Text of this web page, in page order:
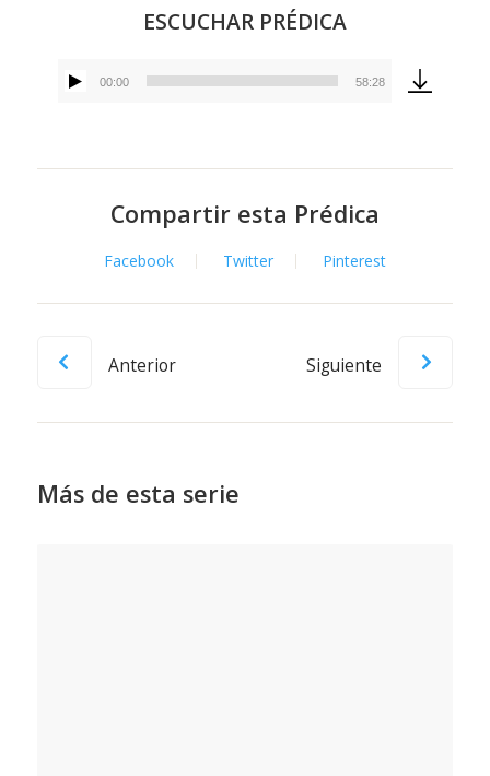
ESCUCHAR PRÉDICA
Reproductor
00:00 58:28
Compartir esta Prédica
Facebook Twitter Pinterest
Anterior Siguiente
Más de esta serie